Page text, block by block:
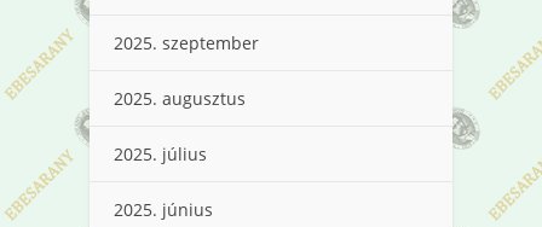
2025. szeptember
2025. augusztus
2025. július
2025. június